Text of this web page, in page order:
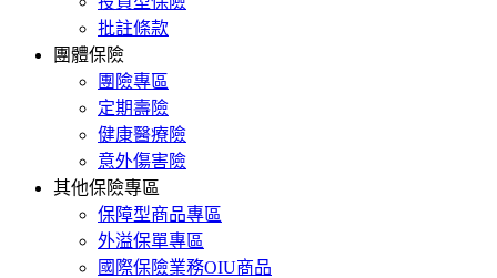
批註條款
團體保險
團險專區
定期壽險
健康醫療險
意外傷害險
其他保險專區
保障型商品專區
外溢保單專區
國際保險業務OIU商品